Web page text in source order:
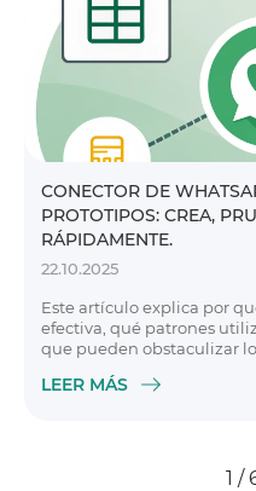
CONECTOR DE
PROTOTIPOS: CREA,
RÁPIDAMENTE.
22.10.2025
Este artículo explica por
efectiva, qué patrones
que pueden obstaculizar
LEER MÁS
1 /